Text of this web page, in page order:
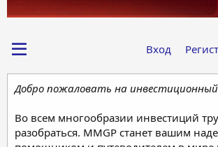
Вход
Добро пожаловать на
Во всем многообразии инвестиций
разобраться. MMGP станет вашим